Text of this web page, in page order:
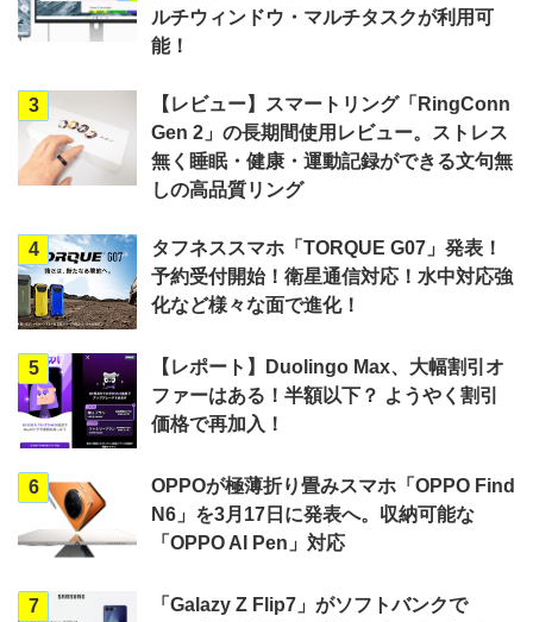
ルチウィンドウ・マルチタスクが利用可
能！
3
【レビュー】スマートリング「RingConn
Gen 2」の長期間使用レビュー。ストレス
無く睡眠・健康・運動記録ができる文句無
しの高品質リング
4
タフネススマホ「TORQUE G07」発表！
予約受付開始！衛星通信対応！水中対応強
化など様々な面で進化！
5
【レポート】Duolingo Max、大幅割引オ
ファーはある！半額以下？ ようやく割引
価格で再加入！
6
OPPOが極薄折り畳みスマホ「OPPO Find
N6」を3月17日に発表へ。収納可能な
「OPPO AI Pen」対応
7
「Galazy Z Flip7」がソフトバンクで